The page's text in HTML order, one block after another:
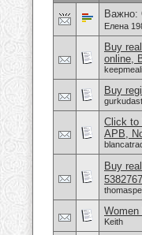
Важно:
Елена
Buy
online,
Buy
Click to
APB,
Buy
Women
Keith